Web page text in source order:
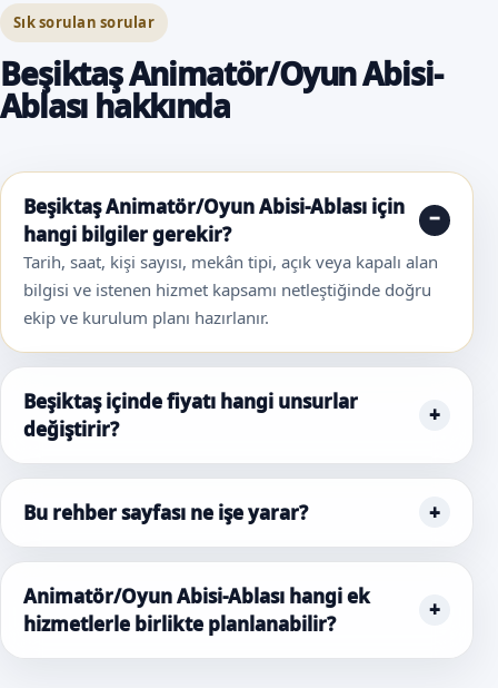
Sık sorulan sorular
Beşiktaş Animatör/Oyun Abisi-
Ablası hakkında
Beşiktaş Animatör/Oyun Abisi-Ablası için
hangi bilgiler gerekir?
Tarih, saat, kişi sayısı, mekân tipi, açık veya kapalı alan
bilgisi ve istenen hizmet kapsamı netleştiğinde doğru
ekip ve kurulum planı hazırlanır.
Beşiktaş içinde fiyatı hangi unsurlar
değiştirir?
Bu rehber sayfası ne işe yarar?
Animatör/Oyun Abisi-Ablası hangi ek
hizmetlerle birlikte planlanabilir?